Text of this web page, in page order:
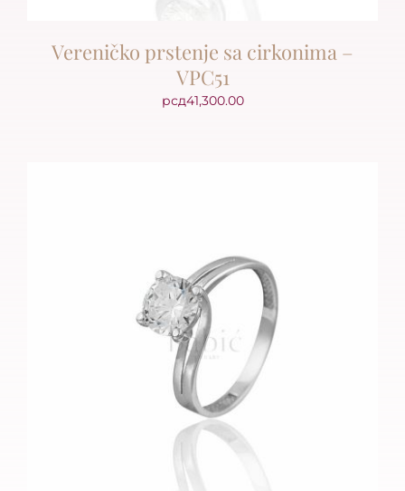
Vereničko prstenje sa cirkonima –
VPC51
рсд41,300.00